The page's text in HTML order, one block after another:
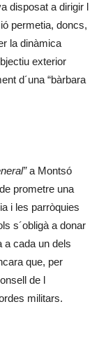
disposat a dirigir l
permetia, doncs,
la dinàmica
exterior
d´una “bàrbara
a Montsó
prometre una
i les parròquies
s´obligà a donar
a cada un dels
que, per
de l
militars.